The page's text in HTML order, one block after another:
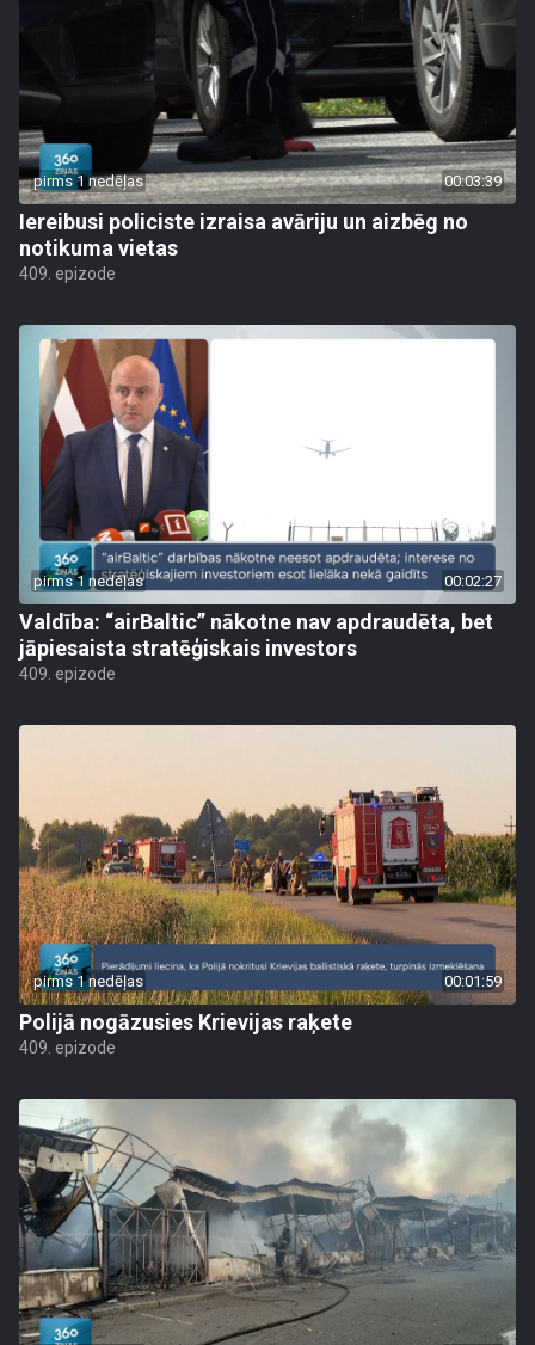
pirms 1 nedēļas 00:03:39
Iereibusi policiste izraisa avāriju un aizbēg no
notikuma vietas
409. epizode
pirms 1 nedēļas 00:02:27
Valdība: “airBaltic” nākotne nav apdraudēta, bet
jāpiesaista stratēģiskais investors
409. epizode
pirms 1 nedēļas 00:01:59
Polijā nogāzusies Krievijas raķete
409. epizode